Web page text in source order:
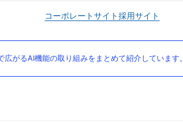
コーポレートサイト採用サイト
がるAI機能の取り組みをまとめて紹介しています。